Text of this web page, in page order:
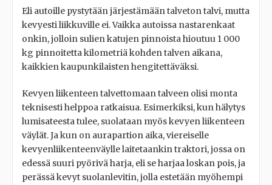
Eli autoille pystytään järjestämään talveton talvi, mutta
kevyesti liikkuville ei. Vaikka autoissa nastarenkaat
onkin, jolloin sulien katujen pinnoista hioutuu 1 000
kg pinnoitetta kilometriä kohden talven aikana,
kaikkien kaupunkilaisten hengitettäväksi.
Kevyen liikenteen talvettomaan talveen olisi monta
teknisesti helppoa ratkaisua. Esimerkiksi, kun hälytys
lumisateesta tulee, suolataan myös kevyen liikenteen
väylät. Ja kun on aurapartion aika, viereiselle
kevyenliikenteenväylle laitetaankin traktori, jossa on
edessä suuri pyörivä harja, eli se harjaa loskan pois, ja
perässä kevyt suolanlevitin, jolla estetään myöhempi